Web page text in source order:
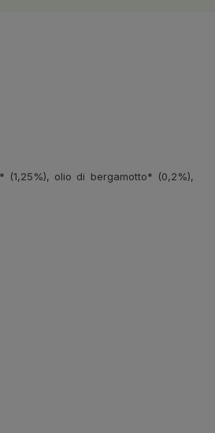
(1,25%), olio di bergamotto* (0,2%),